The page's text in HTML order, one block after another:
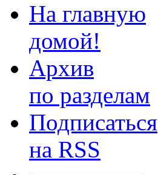
На главную
домой!
Архив
по разделам
Подписаться
на RSS